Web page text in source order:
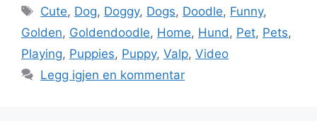
Stikkord
Cute, Dog, Doggy, Dogs, Doodle, Funny,
Golden, Goldendoodle, Home, Hund , Pet, Pets,
Playing, Puppies, Puppy, Valp, Video
Legg igjen en kommentar